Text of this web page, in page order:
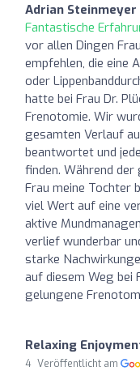
Adrian Steinmeyer
Fantastische
vor allen Dingen
empfehlen, die eine
oder
hatte bei Frau Dr.
Frenotomie. Wir
gesamten Verlauf
beantwortet und
finden. Während
Frau meine Tochter
viel Wert auf eine
aktive
verlief wunderbar
starke
auf diesem Weg bei
gelungene
Veröffentlicht am